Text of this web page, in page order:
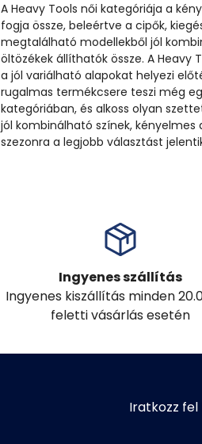
A Heavy Tools női kategóriája a
fogja össze, beleértve a cipők,
megtalálható modellekből jól
öltözékek állíthatók össze. A
a jól variálható alapokat helyezi
rugalmas termékcsere teszi még
kategóriában, és alkoss olyan
jól kombinálható színek, kényelmes
szezonra a legjobb választást
Ingyenes szállítás
Ingyenes kiszállítás minden
feletti vásárlás esetén
Iratkozz fel